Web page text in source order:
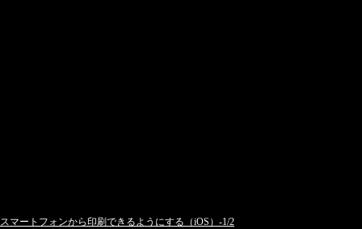
スマートフォンから印刷できるようにする（iOS）-1/2